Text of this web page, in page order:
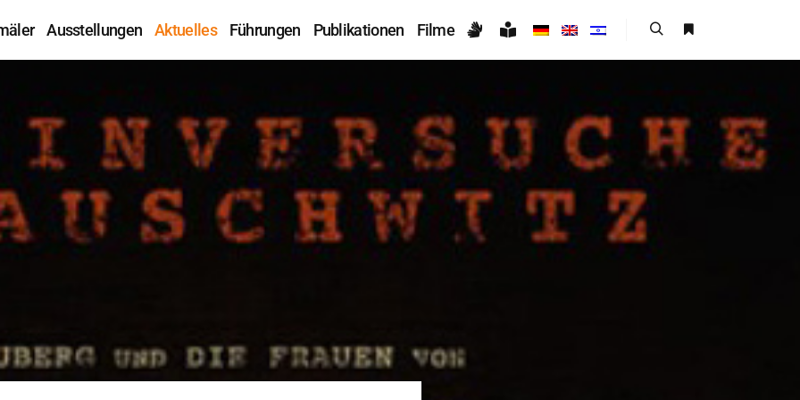
Ausstellungen Aktuelles Führungen Publikationen Filme